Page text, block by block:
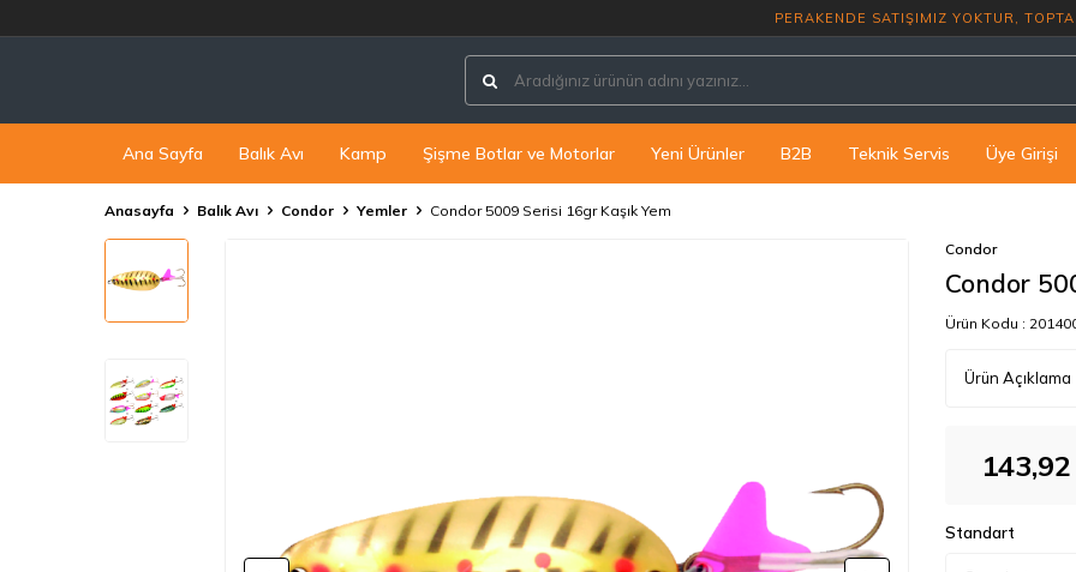
PERAKENDE SATIŞIMIZ
Ana Sayfa Balık Avı Kamp Şişme Botlar ve Motorlar Yeni Ürünler B2B Teknik Servis Üye Girişi
Anasayfa Balık Avı Condor Yemler Condor 5009 Serisi 16gr Kaşık Yem
Condor
Condor
Ürün Kodu :
Ürün Açıklama
143,92
Standart